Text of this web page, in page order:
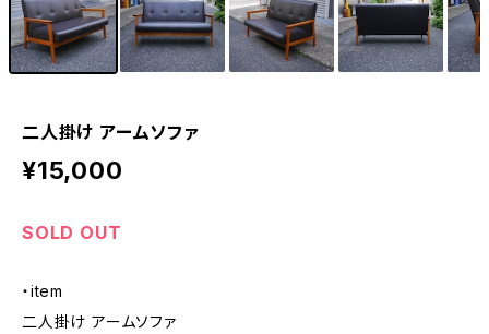
二人掛け アームソファ
¥15,000
SOLD OUT
・item
二人掛け アームソファ